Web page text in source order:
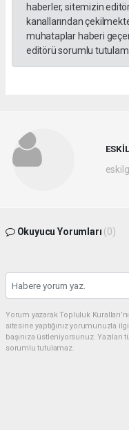
haberler, sitemizin
kanallarından
muhataplar haberi
editörü sorumlu
Okuyucu Yorumları (0)
Yorum yazarak Topluluk
sitesine yaptığınız yorumunuzla
başınıza üstleniyorsunuz.
sorumlu tutulamaz.